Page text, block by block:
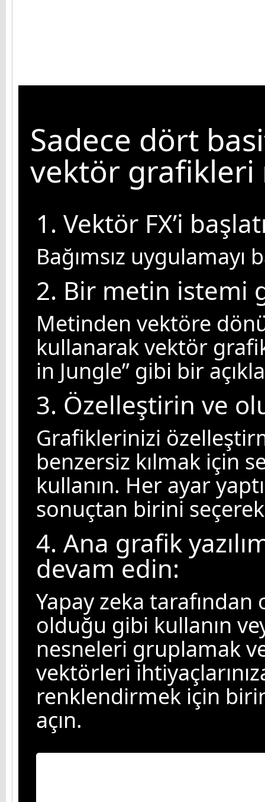
Sadece dört
vektör grafikleri
1. Vektör FX’i
Bağımsız uygulamayı
2. Bir metin istemi
Metinden vektöre
kullanarak vektör
in Jungle” gibi bir
3. Özelleştirin ve
Grafiklerinizi
benzersiz kılmak için
kullanın. Her ayar
sonuçtan birini seçerek
4. Ana grafik
devam edin:
Yapay zeka tarafından
olduğu gibi kullanın
nesneleri gruplamak
vektörleri
renklendirmek için
açın.